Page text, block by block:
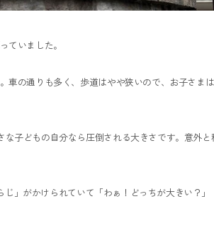
ていました。
車の通りも多く、歩道はやや狭いので、お子さま
子どもの自分なら圧倒される大きさです。意外と
」がかけられていて「わぁ！どっちが大きい？」